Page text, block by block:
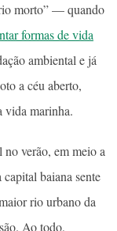
morto” — quando
formas de vida
ambiental e já
a céu aberto,
vida marinha.
verão, em meio a
capital baiana sente
rio urbano da
Ao todo,